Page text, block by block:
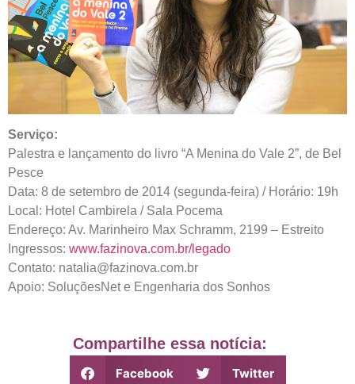
Serviço:
Palestra e lançamento do livro “A Menina do Vale 2”, de Bel
Pesce
Data: 8 de setembro de 2014 (segunda-feira) / Horário: 19h
Local: Hotel Cambirela / Sala Pocema
Endereço: Av. Marinheiro Max Schramm, 2199 – Estreito
Ingressos: www.fazinova.com.br/legado
Contato: natalia@fazinova.com.br
Apoio: SoluçõesNet e Engenharia dos Sonhos
Compartilhe essa notícia:
Facebook Twitter